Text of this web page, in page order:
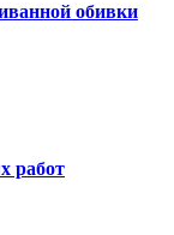
обивки
работ